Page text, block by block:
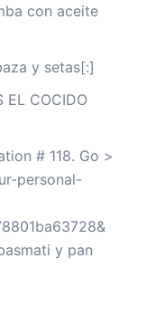
con aceite
y setas[:]
EL COCIDO
# 118. Go >
personal-
y pan